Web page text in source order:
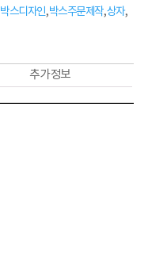
박스디자인,박스주문제작,상자,
추가 정보